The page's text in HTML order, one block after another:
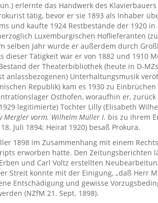
erlernte das Handwerk des
tätig, bevor er sie 1893 als Inhaber
und kaufte 1924 Restbestände der 1920
Luxemburgischen Hoflieferanten
selben Jahr wurde er außerdem durch
dieser Tätigkeit war er von 1882 und 1910
der Theaterbibliothek (heute in D-
anlassbezogenen) Unterhaltungsmusik
Republik) kam es 1930 zu
Osthofen, woraufhin er,
legitimierte) Tochter Lilly (Elisabeth
Mergler vorm. Wilhelm Müller I. bis zu ihrem
Juli 1894; Heirat 1920) besaß Prokura.
1898 im Zusammenhang mit einem
erworben hatte. Den Zeitungsberichten
und Carl Voltz erstellten
Streit konnte mit der Einigung, „daß Herr
Entschädigung und gewisse
(NZfM 21. Sept. 1898).